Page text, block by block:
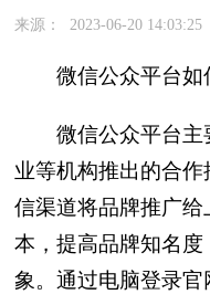
来源： 2023-06-20 14:03:25
微信公众平台如
微信公众平台
业等机构推出的合
信渠道将品牌推广
本，提高品牌知名
象。通过电脑登录